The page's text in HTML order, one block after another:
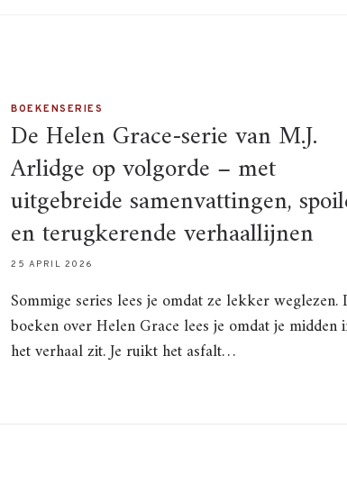
BOEKENSERIES
De Helen Grace-serie van M.J.
Arlidge op volgorde – met
uitgebreide samenvattingen,
en terugkerende verhaallijnen
25 APRIL 2026
Sommige series lees je omdat ze lekker weglezen.
boeken over Helen Grace lees je omdat je midden
het verhaal zit. Je ruikt het asfalt…